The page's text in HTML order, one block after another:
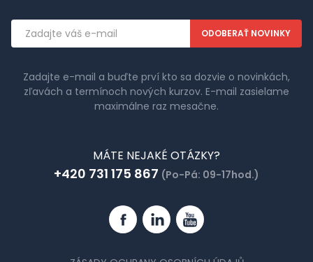
Emailová
adresa
Zadajte e-mail a buďte prví kto sa dozvie o novinkách,
zľavách a termínoch nových kurzov. E-mail zasielame
maximálne raz mesačne.
MÁTE NEJAKÉ OTÁZKY?
+420 731 175 867 (Po-Pá: 09-17hod.)
FacebookLinkedinYouTube